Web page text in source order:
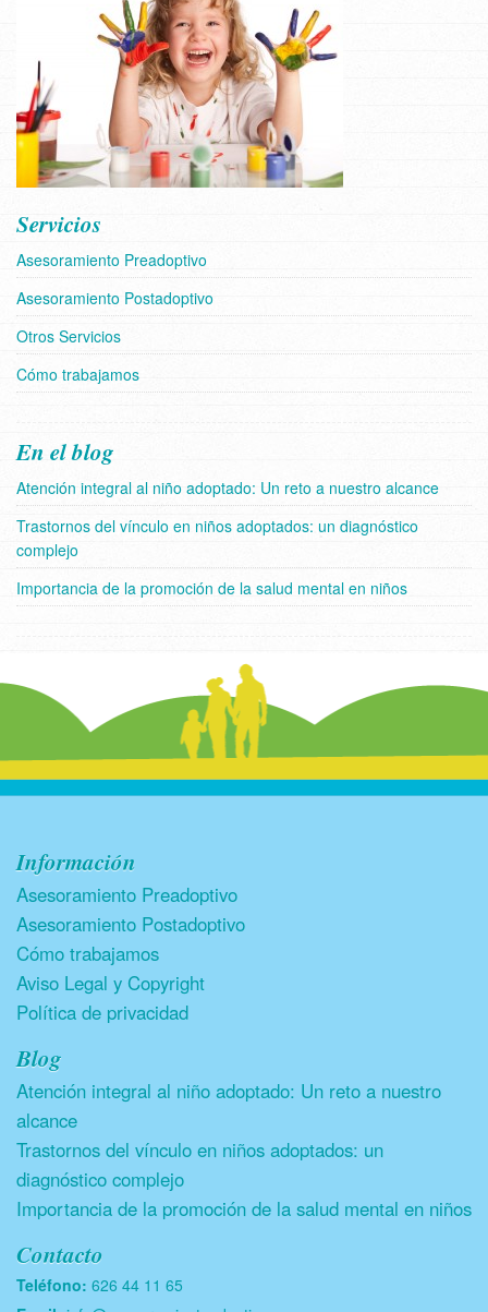
Servicios
Asesoramiento Preadoptivo
Asesoramiento Postadoptivo
Otros Servicios
Cómo trabajamos
En el blog
Atención integral al niño adoptado: Un reto a nuestro alcance
Trastornos del vínculo en niños adoptados: un diagnóstico
complejo
Importancia de la promoción de la salud mental en niños
Información
Asesoramiento Preadoptivo
Asesoramiento Postadoptivo
Cómo trabajamos
Aviso Legal y Copyright
Política de privacidad
Blog
Atención integral al niño adoptado: Un reto a nuestro
alcance
Trastornos del vínculo en niños adoptados: un
diagnóstico complejo
Importancia de la promoción de la salud mental en niños
Contacto
Teléfono: 626 44 11 65